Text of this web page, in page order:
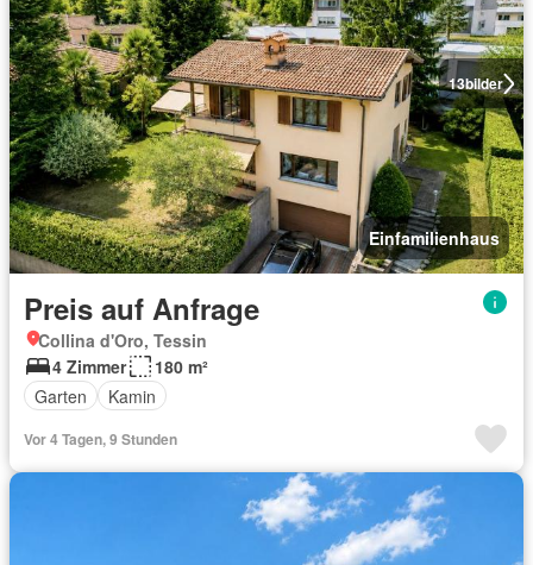
13bilder
Einfamilienhaus
Preis auf Anfrage
Collina d'Oro, Tessin
4 Zimmer
180 m²
Garten
Kamin
Vor 4 Tagen, 9 Stunden